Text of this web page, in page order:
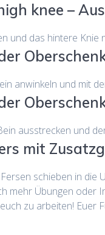
knee –
und das hintere Knie
anwinkeln und mit
ausstrecken und
mit
schieben in
mehr Übungen
zu arbeiten! Euer